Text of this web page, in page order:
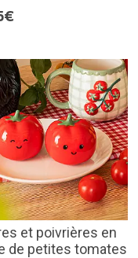
et poivrières en
de petites tomates